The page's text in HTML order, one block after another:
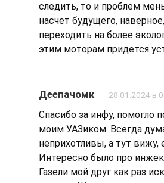
следить, то и проблем
насчет будущего,
переходить на более
этим моторам придется
Деепачомк 28.01.2024 в
Спасибо за инфу, помогло
моим УАЗиком. Всегда
неприхотливы, а тут
Интересно было про
Газели мой друг как раз